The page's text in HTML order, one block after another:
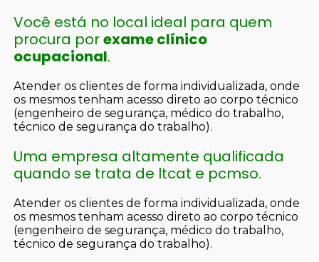
Você está no local ideal para quem
procura porexame clínico
ocupacional.
Atender os clientes de forma individualizada, onde
os mesmos tenham acesso direto ao corpo técnico
(engenheiro de segurança, médico do trabalho,
técnico de segurança do trabalho).
Uma empresa altamente qualificada
quando se trata de ltcat e pcmso.
Atender os clientes de forma individualizada, onde
os mesmos tenham acesso direto ao corpo técnico
(engenheiro de segurança, médico do trabalho,
técnico de segurança do trabalho).